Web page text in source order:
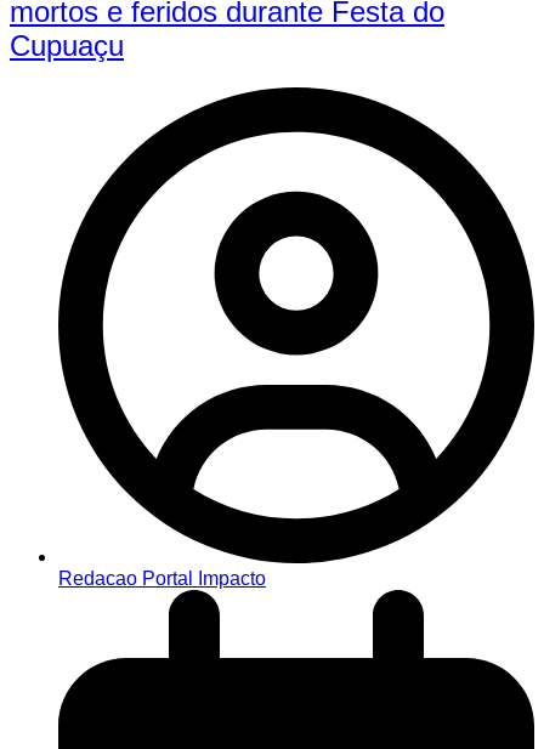
mortos e feridos durante Festa do
Cupuaçu
Redacao Portal Impacto